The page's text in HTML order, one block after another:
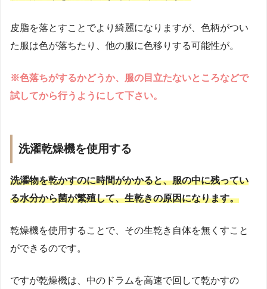
皮脂を落とすことでより綺麗になりますが、色柄がつい
た服は色が落ちたり、他の服に色移りする可能性が。
※色落ちがするかどうか、服の目立たないところなどで
試してから行うようにして下さい。
洗濯乾燥機を使用する
洗濯物を乾かすのに時間がかかると、服の中に残ってい
る水分から菌が繁殖して、生乾きの原因になります。
乾燥機を使用することで、その生乾き自体を無くすこと
ができるのです。
ですが乾燥機は、中のドラムを高速で回して乾かすの